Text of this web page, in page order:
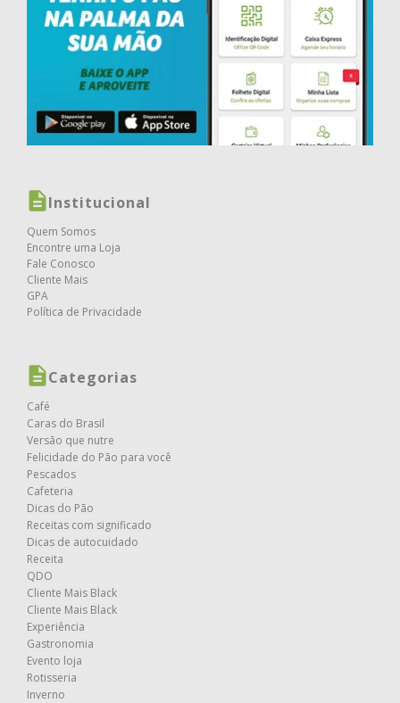
Institucional
Quem Somos
Encontre uma Loja
Fale Conosco
Cliente Mais
GPA
Política de Privacidade
Categorias
Café
Caras do Brasil
Versão que nutre
Felicidade do Pão para você
Pescados
Cafeteria
Dicas do Pão
Receitas com significado
Dicas de autocuidado
Receita
QDO
Cliente Mais Black
Cliente Mais Black
Experiência
Gastronomia
Evento loja
Rotisseria
Inverno